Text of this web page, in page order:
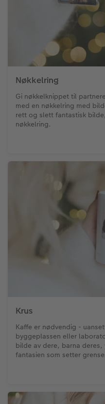
Nøkkelring
Gi nøkkelknippet til
med en nøkkelring med
rett og slett fantastisk
nøkkelring.
Krus
Kaffe er nødvendig -
byggeplassen eller
bilde av dere, barna deres,
fantasien som setter